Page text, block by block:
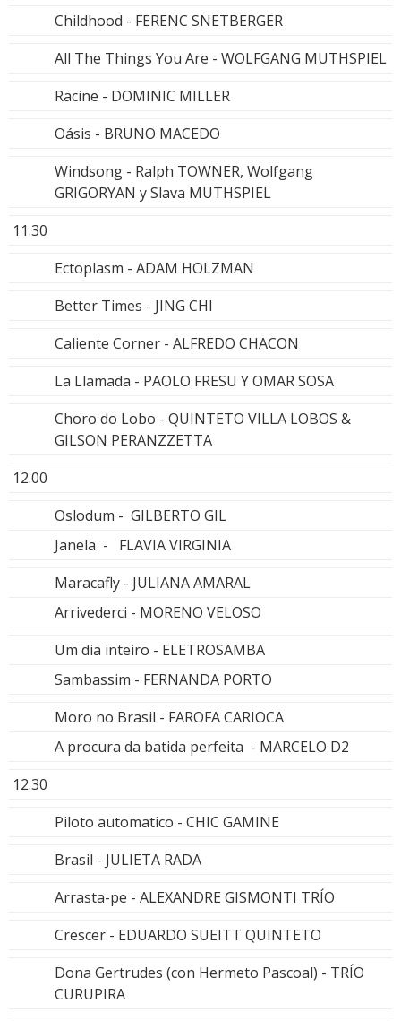
Childhood - FERENC SNETBERGER
All The Things You Are - WOLFGANG MUTHSPIEL
Racine - DOMINIC MILLER
Oásis - BRUNO MACEDO
Windsong - Ralph TOWNER, Wolfgang
GRIGORYAN y Slava MUTHSPIEL
11.30
Ectoplasm - ADAM HOLZMAN
Better Times - JING CHI
Caliente Corner - ALFREDO CHACON
La Llamada - PAOLO FRESU Y OMAR SOSA
Choro do Lobo - QUINTETO VILLA LOBOS &
GILSON PERANZZETTA
12.00
Oslodum - GILBERTO GIL
Janela - FLAVIA VIRGINIA
Maracafly - JULIANA AMARAL
Arrivederci - MORENO VELOSO
Um dia inteiro - ELETROSAMBA
Sambassim - FERNANDA PORTO
Moro no Brasil - FAROFA CARIOCA
A procura da batida perfeita - MARCELO D2
12.30
Piloto automatico - CHIC GAMINE
Brasil - JULIETA RADA
Arrasta-pe - ALEXANDRE GISMONTI TRÍO
Crescer - EDUARDO SUEITT QUINTETO
Dona Gertrudes (con Hermeto Pascoal) - TRÍO
CURUPIRA